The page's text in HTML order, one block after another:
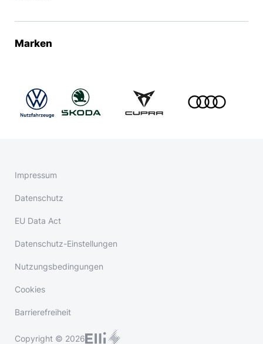
Marken
Impressum
Datenschutz
EU Data Act
Datenschutz-Einstellungen
Nutzungsbedingungen
Cookies
Barrierefreiheit
Copyright © 2026